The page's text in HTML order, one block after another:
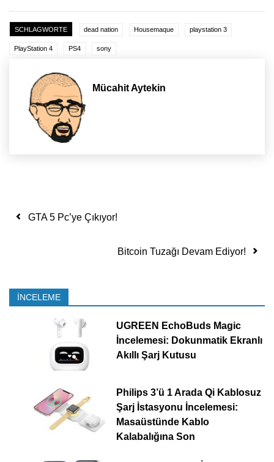
SCHLAGWORTE dead nation Housemaque playstation 3
PlayStation 4 PS4 sony
Mücahit Aytekin
Yazı dolaşımı
GTA 5 Pc’ye Çıkıyor!
Bitcoin Tuzağı Devam Ediyor!
İNCELEME
UGREEN EchoBuds Magic
İncelemesi: Dokunmatik Ekranlı
Akıllı Şarj Kutusu
Philips 3’ü 1 Arada Qi Kablosuz
Şarj İstasyonu İncelemesi:
Masaüstünde Kablo
Kalabalığına Son